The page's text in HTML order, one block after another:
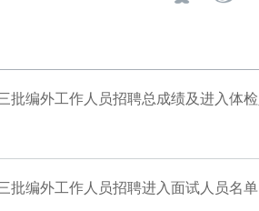
批编外工作人员招聘进入面试人员名单